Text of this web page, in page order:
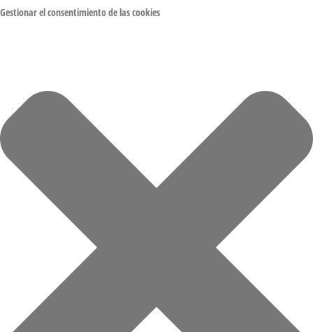
Gestionar el consentimiento de las cookies